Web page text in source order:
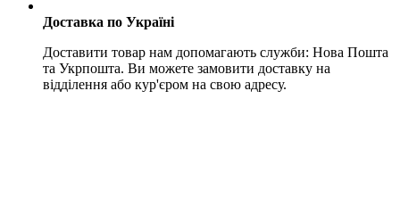
Доставка по Україні
Доставити товар нам допомагають служби: Нова Пошта
та Укрпошта. Ви можете замовити доставку на
відділення або кур'єром на свою адресу.